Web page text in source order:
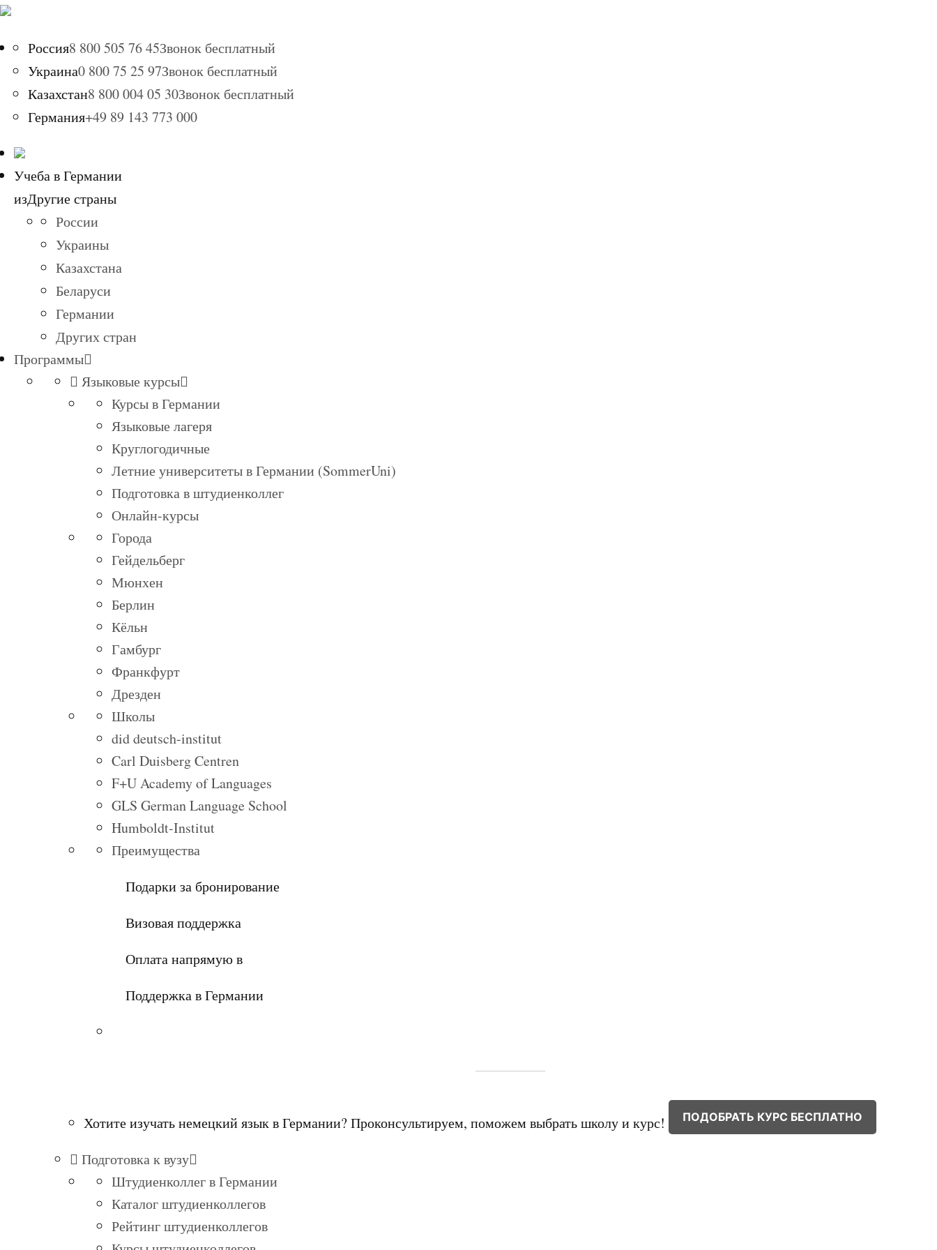
Россия8 800 505 76 45Звонок бесплатный
Украина0 800 75 25 97Звонок бесплатный
Казахстан8 800 004 05 30Звонок бесплатный
Германия+49 89 143 773 000
Учеба в Германии
изДругие страны
России
Украины
Казахстана
Беларуси
Германии
Других стран
Программы
Языковые курсы
Курсы в Германии
Языковые лагеря
Круглогодичные
Летние университеты в Германии (SommerUni)
Подготовка в штудиенколлег
Онлайн-курсы
Города
Гейдельберг
Мюнхен
Берлин
Кёльн
Гамбург
Франкфурт
Дрезден
Школы
did deutsch-institut
Carl Duisberg Centren
F+U Academy of Languages
GLS German Language School
Humboldt-Institut
Преимущества
Подарки за бронирование
Визовая поддержка
Оплата напрямую в
Поддержка в Германии
Хотите изучать немецкий язык в Германии? Проконсультируем, поможем выбрать школу и курс! ПОДОБРАТЬ КУРС БЕСПЛАТНО
Подготовка к вузу
Штудиенколлег в Германии
Каталог штудиенколлегов
Рейтинг штудиенколлегов